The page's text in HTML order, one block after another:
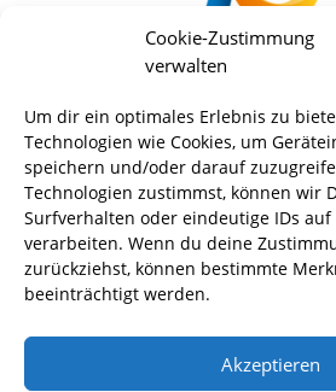
Cookie-Zustimmung
verwalten
Um dir ein optimales Erlebnis zu
Technologien wie Cookies, um
speichern und/oder darauf
Technologien zustimmst, können wir
Surfverhalten oder eindeutige IDs
verarbeiten. Wenn du deine
zurückziehst, können bestimmte
beeinträchtigt werden.
Akzeptieren